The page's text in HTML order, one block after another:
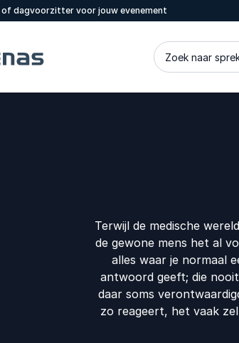
dagvoorzitter voor jouw evenement
Zoek naar
Terwijl de medische
de gewone mens het al
alles waar je normaal
antwoord geeft; die
daar soms
zo reageert, het vaak